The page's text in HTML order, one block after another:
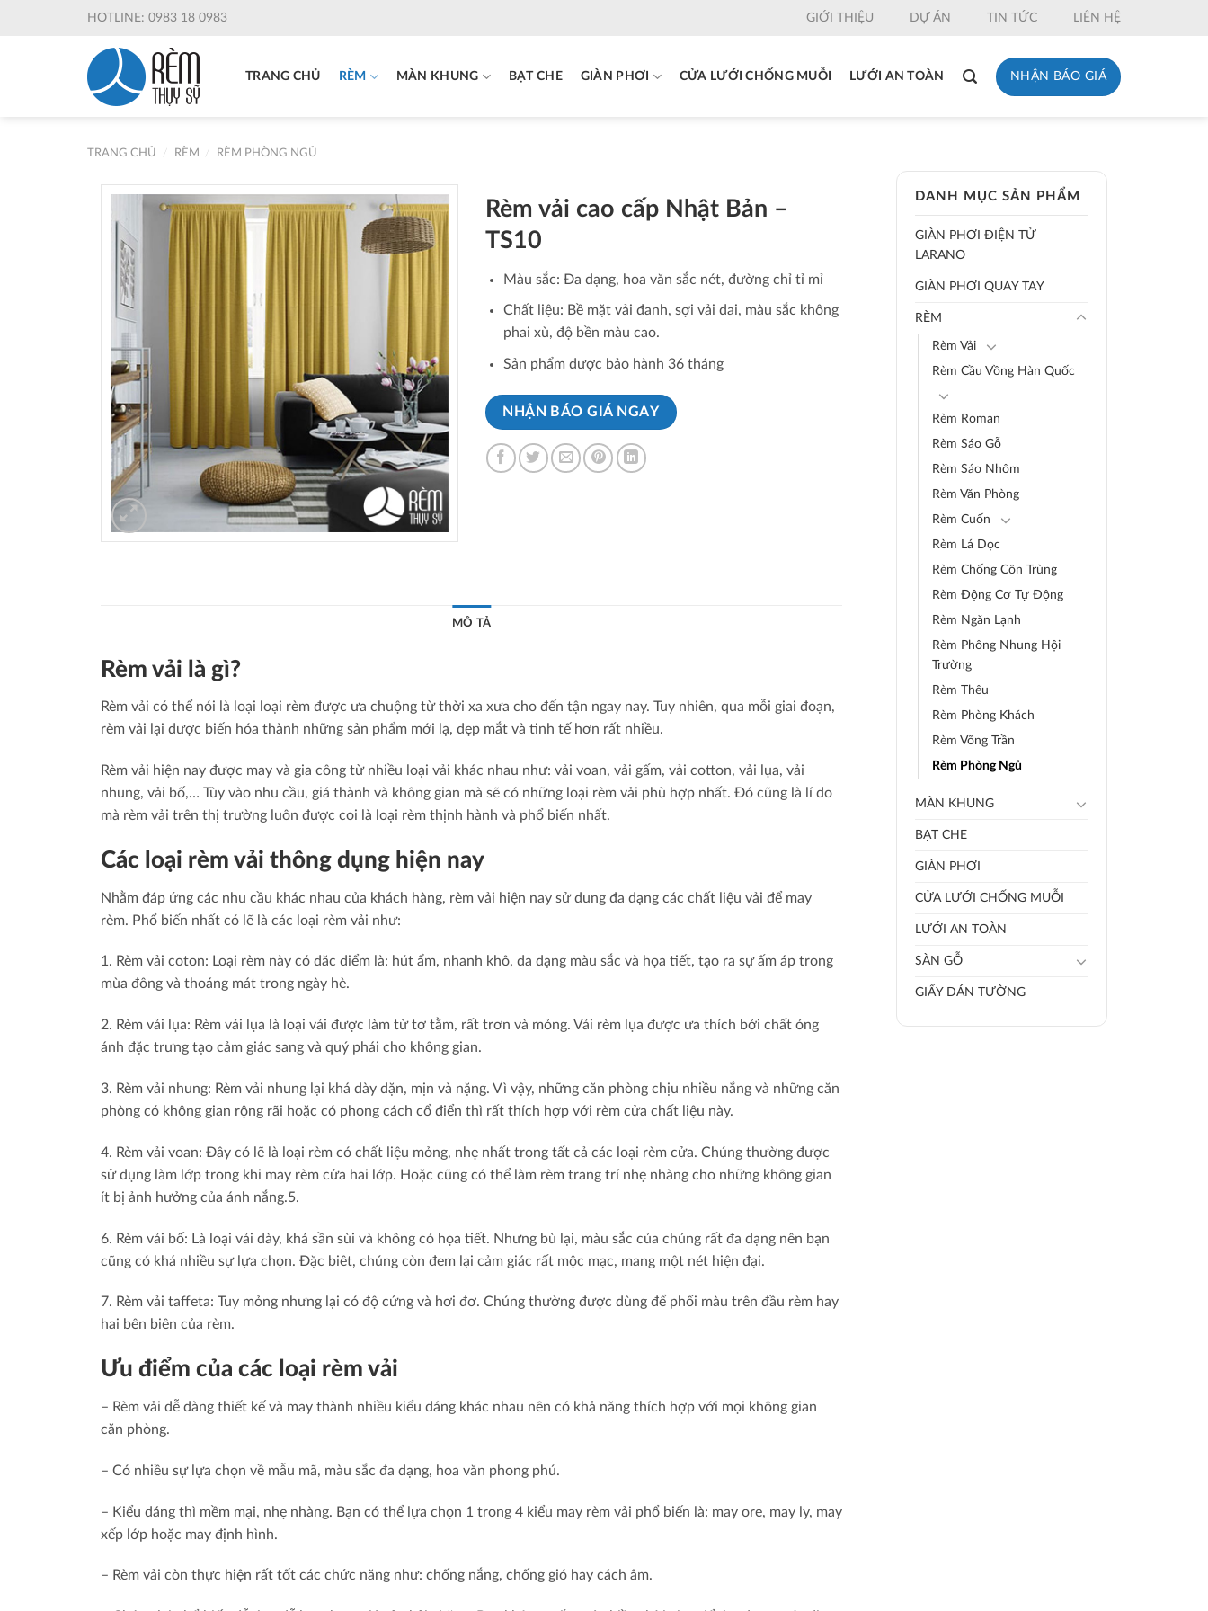
HOTLINE: 0983 18 0983 GIỚI THIỆU DỰ ÁN TIN TỨC LIÊN HỆ
TRANG CHỦ RÈM MÀN KHUNG BẠT CHE GIÀN PHƠI CỬA LƯỚI CHỐNG MUỖI LƯỚI AN TOÀN NHẬN BÁO GIÁ
TRANG CHỦ RÈM RÈM PHÒNG NGỦ
DANH MỤC SẢN PHẨM
GIÀN PHƠI ĐIỆN TỬ
LARANO
GIÀN PHƠI QUAY TAY
RÈM
Rèm Vải
Rèm Cầu Vồng Hàn Quốc
Rèm Roman
Rèm Sáo Gỗ
Rèm Sáo Nhôm
Rèm Văn Phòng
Rèm Cuốn
Rèm Lá Dọc
Rèm Chống Côn Trùng
Rèm Động Cơ Tự Động
Rèm Ngăn Lạnh
Rèm Phông Nhung Hội
Trường
Rèm Thêu
Rèm Phòng Khách
Rèm Võng Trần
Rèm Phòng Ngủ
MÀN KHUNG
BẠT CHE
GIÀN PHƠI
CỬA LƯỚI CHỐNG MUỖI
LƯỚI AN TOÀN
SÀN GỖ
GIẤY DÁN TƯỜNG
Rèm vải cao cấp Nhật Bản –
TS10
Màu sắc: Đa dạng, hoa văn sắc nét, đường chỉ tỉ mỉ
Chất liệu: Bề mặt vải đanh, sợi vải dai, màu sắc không
phai xù, độ bền màu cao.
Sản phẩm được bảo hành 36 tháng
NHẬN BÁO GIÁ NGAY
MÔ TẢ
Rèm vải là gì?
Rèm vải có thể nói là loại loại rèm được ưa chuộng từ thời xa xưa cho đến tận ngay nay. Tuy nhiên, qua mỗi giai đoạn,
rèm vải lại được biến hóa thành những sản phẩm mới lạ, đẹp mắt và tinh tế hơn rất nhiều.
Rèm vải hiện nay được may và gia công từ nhiều loại vải khác nhau như: vải voan, vải gấm, vải cotton, vải lụa, vải
nhung, vải bố,… Tùy vào nhu cầu, giá thành và không gian mà sẽ có những loại rèm vải phù hợp nhất. Đó cũng là lí do
mà rèm vải trên thị trường luôn được coi là loại rèm thịnh hành và phổ biến nhất.
Các loại rèm vải thông dụng hiện nay
Nhằm đáp ứng các nhu cầu khác nhau của khách hàng, rèm vải hiện nay sử dung đa dạng các chất liệu vải để may
rèm. Phổ biến nhất có lẽ là các loại rèm vải như:
1. Rèm vải coton: Loại rèm này có đăc điểm là: hút ẩm, nhanh khô, đa dạng màu sắc và họa tiết, tạo ra sự ấm áp trong
mùa đông và thoáng mát trong ngày hè.
2. Rèm vải lụa: Rèm vải lụa là loại vải được làm từ tơ tằm, rất trơn và mỏng. Vải rèm lụa được ưa thích bởi chất óng
ánh đặc trưng tạo cảm giác sang và quý phái cho không gian.
3. Rèm vải nhung: Rèm vải nhung lại khá dày dặn, mịn và nặng. Vì vậy, những căn phòng chịu nhiều nắng và những căn
phòng có không gian rộng rãi hoặc có phong cách cổ điển thì rất thích hợp với rèm cửa chất liệu này.
4. Rèm vải voan: Đây có lẽ là loại rèm có chất liệu mỏng, nhẹ nhất trong tất cả các loại rèm cửa. Chúng thường được
sử dụng làm lớp trong khi may rèm cửa hai lớp. Hoặc cũng có thể làm rèm trang trí nhẹ nhàng cho những không gian
ít bị ảnh hưởng của ánh nắng.5.
6. Rèm vải bố: Là loại vải dày, khá sần sùi và không có họa tiết. Nhưng bù lại, màu sắc của chúng rất đa dạng nên bạn
cũng có khá nhiều sự lựa chọn. Đặc biêt, chúng còn đem lại cảm giác rất mộc mạc, mang một nét hiện đại.
7. Rèm vải taffeta: Tuy mỏng nhưng lại có độ cứng và hơi đơ. Chúng thường được dùng để phối màu trên đầu rèm hay
hai bên biên của rèm.
Ưu điểm của các loại rèm vải
– Rèm vải dễ dàng thiết kế và may thành nhiều kiểu dáng khác nhau nên có khả năng thích hợp với mọi không gian
căn phòng.
– Có nhiều sự lựa chọn về mẫu mã, màu sắc đa dạng, hoa văn phong phú.
– Kiểu dáng thì mềm mại, nhẹ nhàng. Bạn có thể lựa chọn 1 trong 4 kiểu may rèm vải phổ biến là: may ore, may ly, may
xếp lớp hoặc may định hình.
– Rèm vải còn thực hiện rất tốt các chức năng như: chống nắng, chống gió hay cách âm.